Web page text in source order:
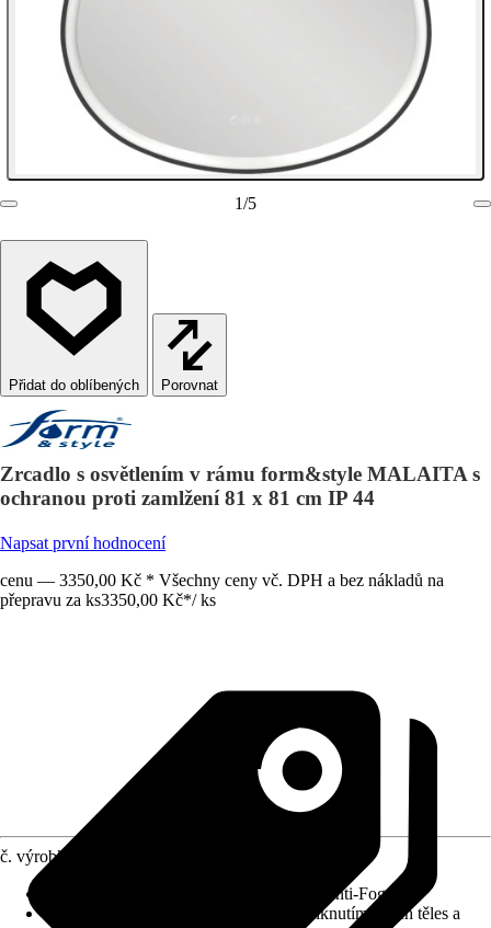
1/5
Porovnat
Zrcadlo s osvětlením v rámu form&style MALAITA s
ochranou proti zamlžení 81 x 81 cm IP 44
Napsat první hodnocení
cenu — 3350,00 Kč * Všechny ceny vč. DPH a bez nákladů na
přepravu za ks3350,00 Kč*/ ks
č. výrobku
Touch Sensor, Systém Anti-Fog
IP 44 (chráněno před vniknutím cizích těles a